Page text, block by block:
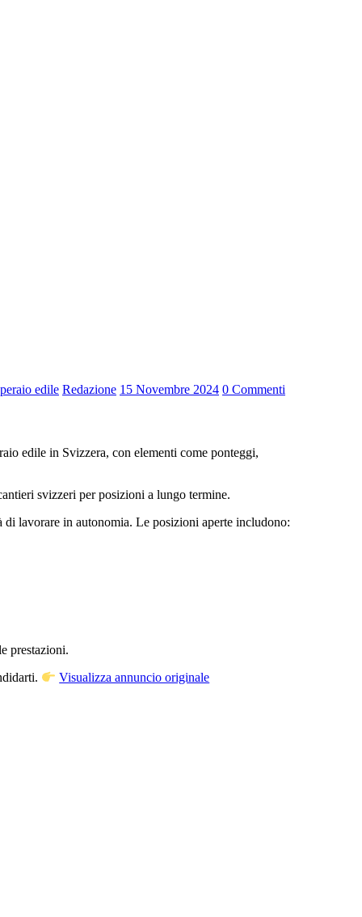
edile Redazione 15 Novembre 2024 0 Commenti
svizzeri per posizioni a lungo termine.
lavorare in autonomia. Le posizioni aperte includono:
prestazioni.
Visualizza annuncio originale